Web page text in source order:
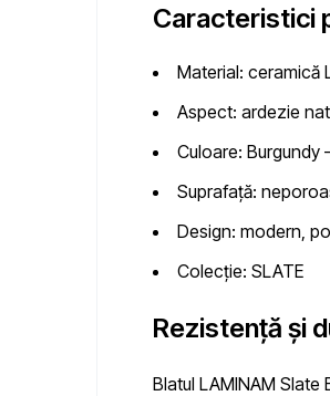
Caracteristici
Material: ceramică
Aspect: ardezie
Culoare: Burgundy
Suprafață:
Design: modern,
Colecție: SLATE
Rezistență și
Blatul LAMINAM Slate